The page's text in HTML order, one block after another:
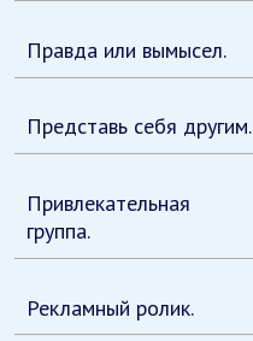
Правда или вымысел.
Представь себя другим.
Привлекательная
группа.
Рекламный ролик.